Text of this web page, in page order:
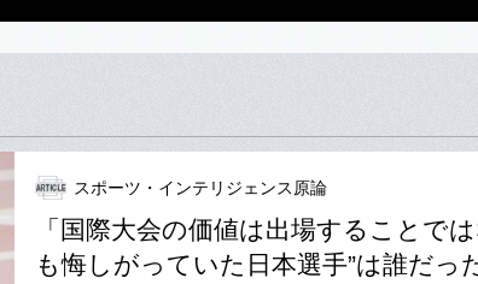
スポーツ・インテリジェンス原論
「国際大会の価値は出場することで
も悔しがっていた日本選手”は誰だっ